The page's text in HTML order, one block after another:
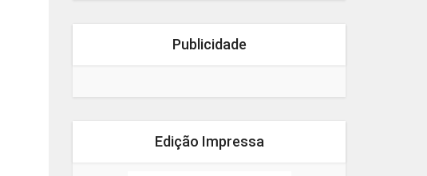
Publicidade
Edição Impressa